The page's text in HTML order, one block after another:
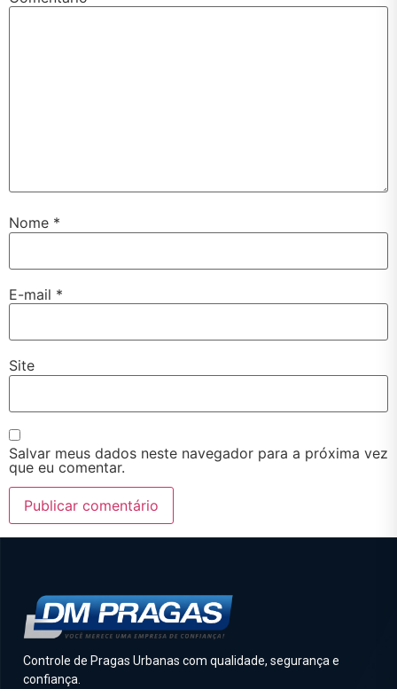
Nome *
E-mail *
Site
Salvar meus dados neste navegador para a próxima vez
que eu comentar.
Controle de Pragas Urbanas com qualidade, segurança e
confiança.